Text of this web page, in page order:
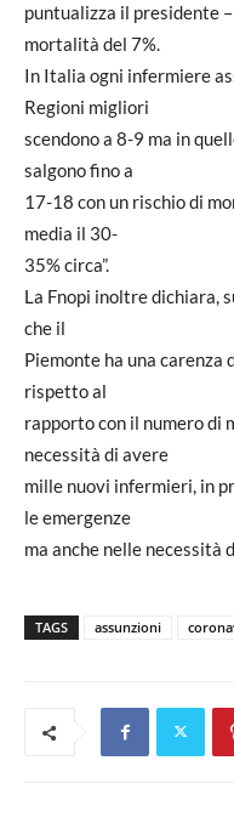
puntualizza il presidente
mortalità del 7%.
In Italia ogni infermiere
Regioni migliori
scendono a 8-9 ma in
salgono fino a
17-18 con un rischio di
media il 30-
35% circa”.
La Fnopi inoltre dichiara,
che il
Piemonte ha una carenza
rispetto al
rapporto con il numero di
necessità di avere
mille nuovi infermieri, in
le emergenze
ma anche nelle necessità
TAGS assunzioni